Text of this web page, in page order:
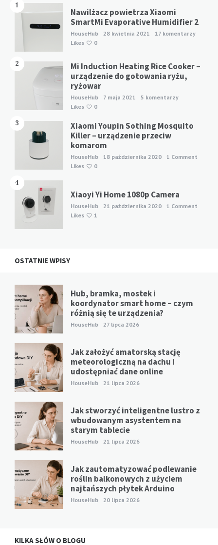
1
Nawilżacz powietrza Xiaomi
SmartMi Evaporative Humidifier 2
HouseHub 28 kwietnia 2021
17 komentarzy
Likes
0
2
Mi Induction Heating Rice Cooker –
urządzenie do gotowania ryżu,
ryżowar
HouseHub 7 maja 2021
5 komentarzy
Likes
0
3
Xiaomi Youpin Sothing Mosquito
Killer – urządzenie przeciw
komarom
HouseHub 18 października 2020
1 Comment
Likes
0
4
Xiaoyi Yi Home 1080p Camera
HouseHub 21 października 2020
1 Comment
Likes
1
OSTATNIE WPISY
Hub, bramka, mostek i
koordynator smart home – czym
różnią się te urządzenia?
HouseHub 27 lipca 2026
Jak założyć amatorską stację
meteorologiczną na dachu i
udostępniać dane online
HouseHub 21 lipca 2026
Jak stworzyć inteligentne lustro z
wbudowanym asystentem na
starym tablecie
HouseHub 21 lipca 2026
Jak zautomatyzować podlewanie
roślin balkonowych z użyciem
najtańszych płytek Arduino
HouseHub 20 lipca 2026
KILKA SŁÓW O BLOGU